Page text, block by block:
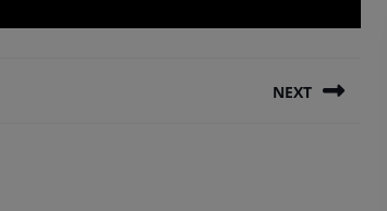
NEXT